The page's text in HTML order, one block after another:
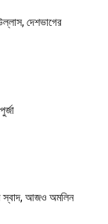
দেশভাগের
স্বাদ, আজও অমলিন